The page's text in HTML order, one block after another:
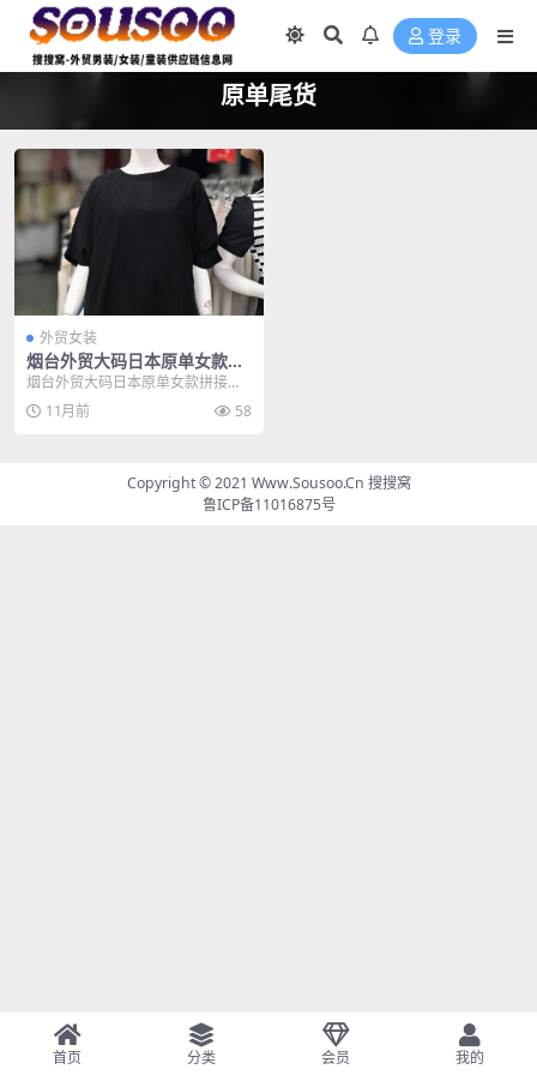
登录
原单尾货
外贸女装
烟台外贸大码日本原单女款拼
接黑色圆领上衣宽松衫批发
烟台外贸大码日本原单女款拼接黑
色圆领上衣宽松衫批发,新到一批日
单大码宽松T恤，黑...
11月前 58
Copyright © 2021 Www.Sousoo.Cn 搜搜窝
鲁ICP备11016875号
首页 分类 会员 我的